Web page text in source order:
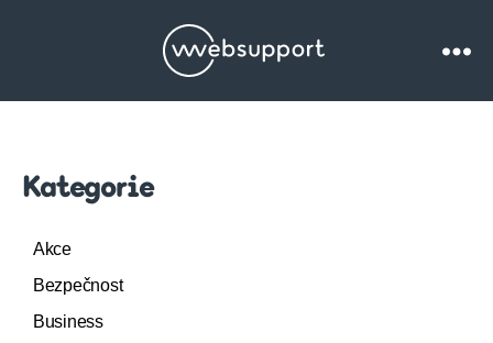
Websupport.cz
Kategorie
Akce
Bezpečnost
Business